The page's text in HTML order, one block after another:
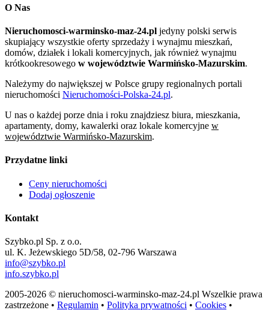
O Nas
Nieruchomosci-warminsko-maz-24.pl jedyny polski serwis
skupiający wszystkie oferty sprzedaży i wynajmu mieszkań,
domów, działek i lokali komercyjnych, jak również wynajmu
krótkookresowego w województwie Warmińsko-Mazurskim.
Należymy do największej w Polsce grupy regionalnych portali
nieruchomości Nieruchomości-Polska-24.pl.
U nas o każdej porze dnia i roku znajdziesz biura, mieszkania,
apartamenty, domy, kawalerki oraz lokale komercyjne w
województwie Warmińsko-Mazurskim.
Przydatne linki
Ceny nieruchomości
Dodaj ogłoszenie
Kontakt
Szybko.pl Sp. z o.o.
ul. K. Jeżewskiego 5D/58, 02-796 Warszawa
info@szybko.pl
info.szybko.pl
2005-2026 © nieruchomosci-warminsko-maz-24.pl Wszelkie prawa
zastrzeżone • Regulamin • Polityka prywatności • Cookies •